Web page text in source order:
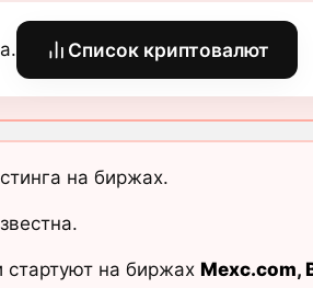
Список криптовалют
на биржах.
на биржах Mexc.com,